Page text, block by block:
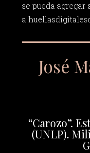
se pueda agregar
a
José
“Carozo”.
(UNLP).